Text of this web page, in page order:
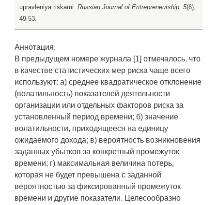
upravleniya riskami. Russian Journal of Entrepreneurship, 5(6),
49-53.
Аннотация:
В предыдущем номере журнала [1] отмечалось, что
в качестве статистических мер риска чаще всего
используют: а) среднее квадратическое отклонение
(волатильность) показателей деятельности
организации или отдельных факторов риска за
установленный период времени; б) значение
волатильности, приходящееся на единицу
ожидаемого дохода; в) вероятность возникновения
заданных убытков за конкретный промежуток
времени; г) максимальная величина потерь,
которая не будет превышена с заданной
вероятностью за фиксированный промежуток
времени и другие показатели. Целесообразно